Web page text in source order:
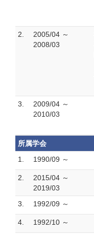
2.
2005/04 ～
2008/03
3.
2009/04 ～
2010/03
所属学会
1.
1990/09 ～
2.
2015/04 ～
2019/03
3. 1992/09 ～
4. 1992/10 ～